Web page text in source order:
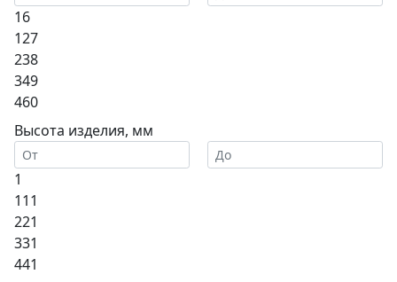
16
127
238
349
460
Высота изделия, мм
1
111
221
331
441